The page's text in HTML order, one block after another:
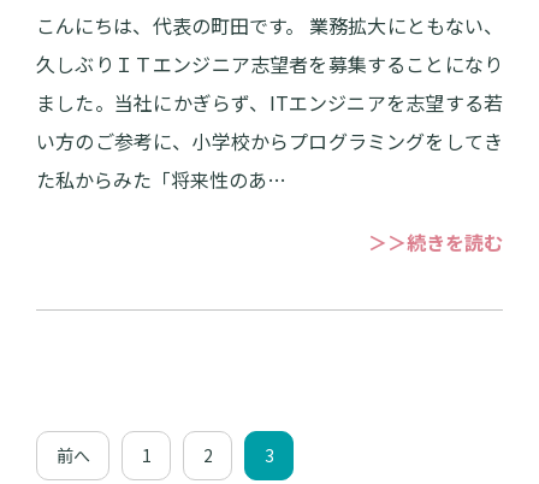
こんにちは、代表の町田です。 業務拡大にともない、
久しぶりＩＴエンジニア志望者を募集することになり
ました。当社にかぎらず、ITエンジニアを志望する若
い方のご参考に、小学校からプログラミングをしてき
た私からみた「将来性のあ…
＞＞続きを読む
前へ 1 2 3